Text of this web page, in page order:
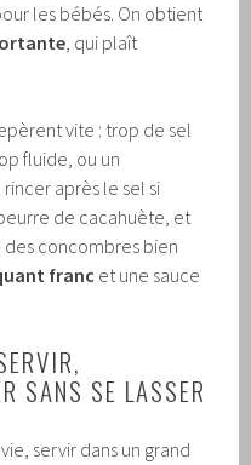
les bébés. On obtient
, qui plaît
vite : trop de sel
fluide, ou un
après le sel si
de cacahuète, et
concombres bien
franc et une sauce
SANS SE LASSER
servir dans un grand